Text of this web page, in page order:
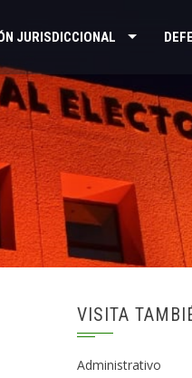
JURISDICCIONAL
VISITA
Administrativo